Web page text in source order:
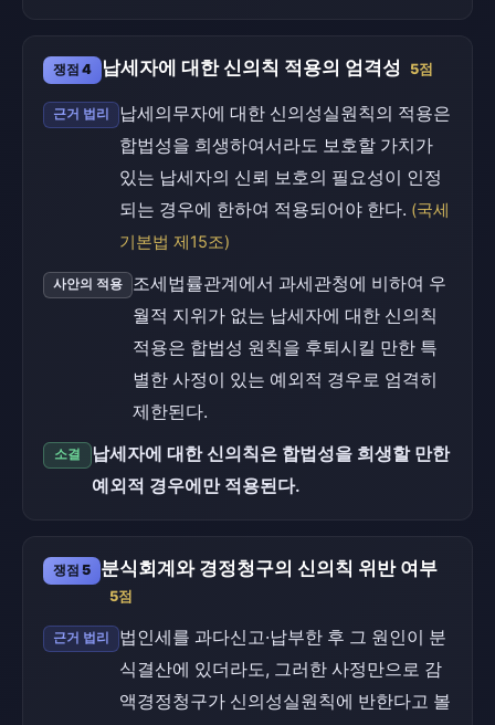
쟁점 4 납세자에 대한 신의칙 적용의 엄격성 5점
근거 법리
납세의무자에 대한 신의성실원칙의 적용은
합법성을 희생하여서라도 보호할 가치가
있는 납세자의 신뢰 보호의 필요성이 인정
되는 경우에 한하여 적용되어야 한다. (국세
기본법 제15조)
사안의 적용
조세법률관계에서 과세관청에 비하여 우
월적 지위가 없는 납세자에 대한 신의칙
적용은 합법성 원칙을 후퇴시킬 만한 특
별한 사정이 있는 예외적 경우로 엄격히
제한된다.
소결
납세자에 대한 신의칙은 합법성을 희생할 만한
예외적 경우에만 적용된다.
쟁점 5 분식회계와 경정청구의 신의칙 위반 여부
5점
근거 법리
법인세를 과다신고·납부한 후 그 원인이 분
식결산에 있더라도, 그러한 사정만으로 감
액경정청구가 신의성실원칙에 반한다고 볼